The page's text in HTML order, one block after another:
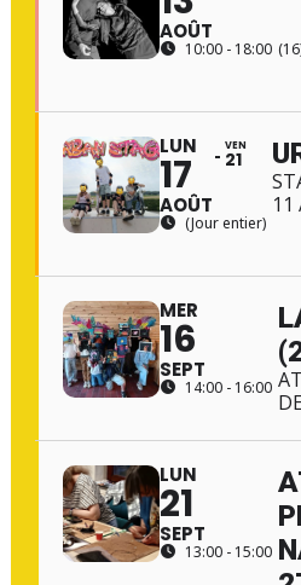
AOÛT
10:00 - 18:00
LUN
17
AOÛT
VEN
21
(Jour entier)
11
MER
16
SEPT
14:00 - 16:00
LUN
21
SEPT
13:00 - 15:00